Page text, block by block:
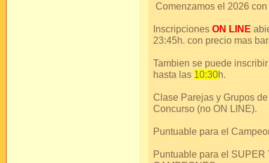
Comenzamos el 2026
Inscripciones ON LINE
23:45h. con precio mas
Tambien se puede
hasta las 10:30h.
Clase Parejas y Grupos
Concurso (no ON LINE).
Puntuable para el
Puntuable para el